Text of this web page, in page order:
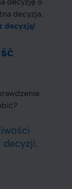
decyzja,
decyzją!